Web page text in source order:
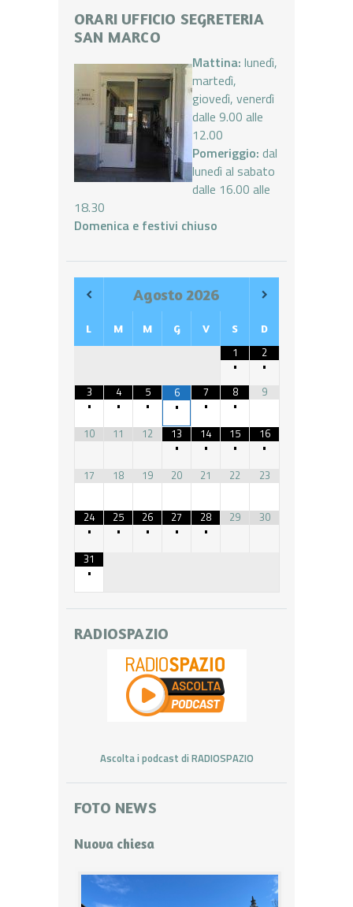
ORARI UFFICIO SEGRETERIA
SAN MARCO
Mattina: lunedì,
martedì,
giovedì, venerdì
dalle 9.00 alle
12.00
Pomeriggio: dal
lunedì al sabato
dalle 16.00 alle
18.30
Domenica e festivi chiuso
Agosto 2026
L M M G V S D
1
•
2
•
3
•
4
•
5
•
6
•
7
•
8
•
9
10 11 12
13
•
14
•
15
•
16
•
17
18 19 20 21 22 23
24
•
25
•
26
•
27
•
28
•
29 30
31
•
RADIOSPAZIO
Ascolta i podcast di RADIOSPAZIO
FOTO NEWS
Nuova chiesa